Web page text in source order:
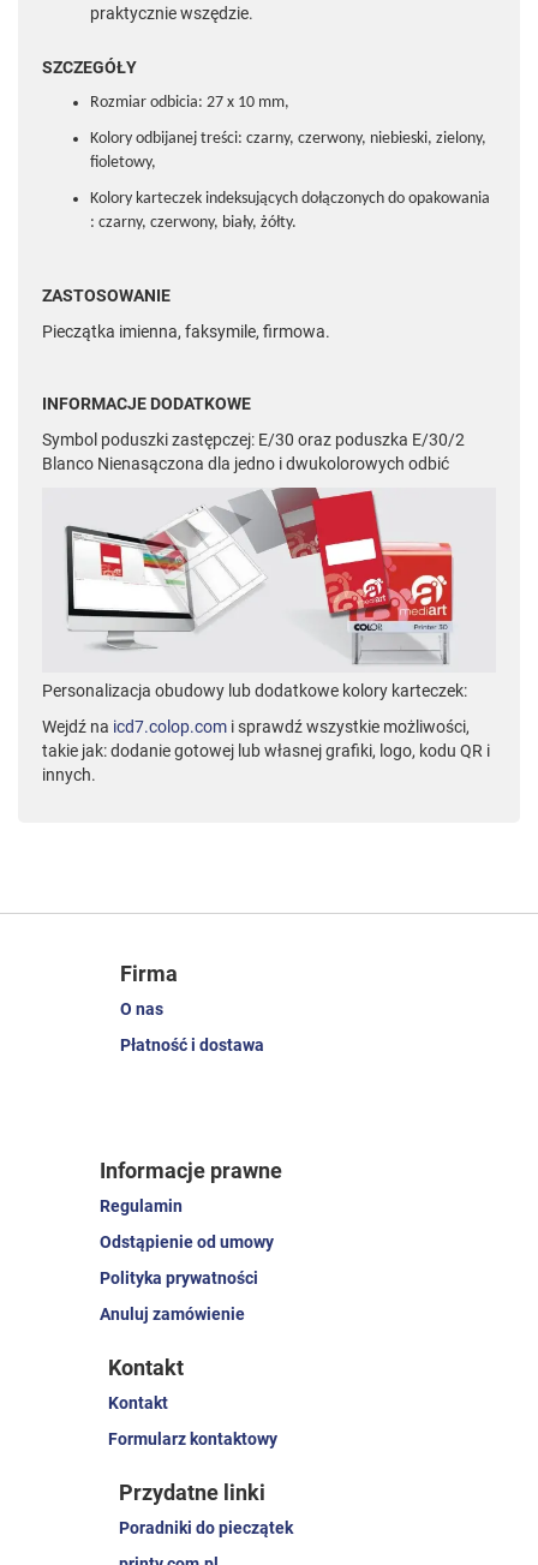
praktycznie wszędzie.
SZCZEGÓŁY
Rozmiar odbicia: 27 x 10 mm,
Kolory odbijanej treści: czarny, czerwony, niebieski, zielony,
fioletowy,
Kolory karteczek indeksujących dołączonych do opakowania
: czarny, czerwony, biały, żółty.
ZASTOSOWANIE
Pieczątka imienna, faksymile, firmowa.
INFORMACJE DODATKOWE
Symbol poduszki zastępczej: E/30 oraz poduszka E/30/2
Blanco Nienasączona dla jedno i dwukolorowych odbić
Personalizacja obudowy lub dodatkowe kolory karteczek:
Wejdź na icd7.colop.com i sprawdź wszystkie możliwości,
takie jak: dodanie gotowej lub własnej grafiki, logo, kodu QR i
innych.
Firma
O nas
Płatność i dostawa
Informacje prawne
Regulamin
Odstąpienie od umowy
Polityka prywatności
Anuluj zamówienie
Kontakt
Kontakt
Formularz kontaktowy
Przydatne linki
Poradniki do pieczątek